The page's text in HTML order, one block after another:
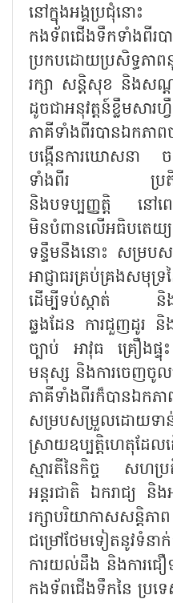
នៅក្នុងអង្គប្រជុំនោះ ភ
កងទ័ពជើងទឹកទាំងពីរ
ប្រកបដោយប្រសិទ្ធភាព
រក្សា សន្តិសុខ និងសណ្ត
ដូចជាអនុវត្តន៍ខ្លឹមសា
ភាគីទាំងពីរបានឯក
បង្កើនការឃោសនា ច
ទាំងពីរ ប្រតិបត្តិ
និងបទប្បញ្ញត្តិ នៅពេ
មិនបំពានលើអធិបតេយ្
ទន្ទឹមនឹងនោះ សម្រប
អាជ្ញាធរគ្រប់គ្រង
ដើម្បីទប់ស្កាត់ និងប្រ
ឆ្លងដែន ការជួញដូរ
ច្បាប់ អាវុធ គ្រឿងផ្
មនុស្ស និងការចេញចូ
ភាគីទាំងពីរក៏បានឯកភ
សម្របសម្រួលដោយទា
ស្រាយឧប្បត្តិហេតុដែល
ស្មារតីនៃកិច្ច សហប្រ
អន្តរជាតិ ឯករាជ្យ
រក្សាបរិយាកាសសន្
ជម្រៅថែមទៀតនូវទំនា
ការយល់ដឹង និងការជឿទុ
កងទ័ពជើងទឹកនៃ ប្រទ